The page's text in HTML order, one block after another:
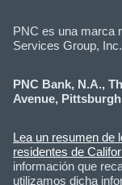
PNC es una marca
Services Group, Inc.
PNC Bank, N.A.,
Avenue,
Lea un resumen de
residentes de
información que
utilizamos dicha